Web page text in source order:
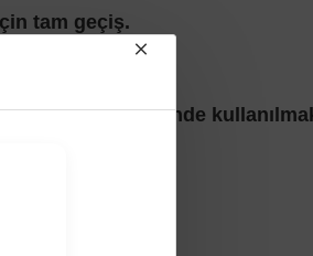
tam geçiş.
sistemlerinde